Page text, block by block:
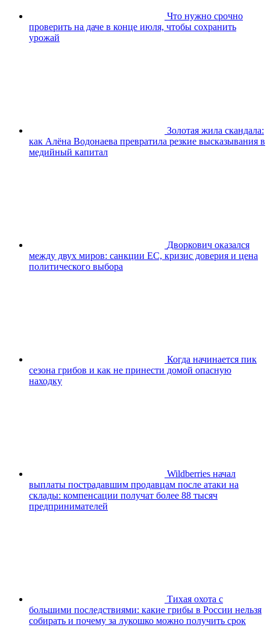
Что нужно срочно
проверить на даче в конце июля, чтобы сохранить
урожай
Золотая жила скандала:
как Алёна Водонаева превратила резкие высказывания в
медийный капитал
Дворкович оказался
между двух миров: санкции ЕС, кризис доверия и цена
политического выбора
Когда начинается пик
сезона грибов и как не принести домой опасную
находку
Wildberries начал
выплаты пострадавшим продавцам после атаки на
склады: компенсации получат более 88 тысяч
предпринимателей
Тихая охота с
большими последствиями: какие грибы в России нельзя
собирать и почему за лукошко можно получить срок